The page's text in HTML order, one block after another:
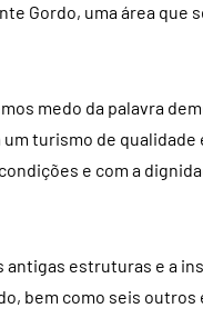
Gordo, uma área que
medo da palavra
turismo de qualidade
e com a
estruturas e a
bem como seis outros